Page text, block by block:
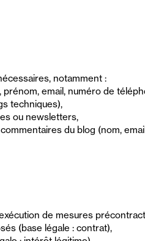
notamment :
email, numéro de
techniques),
ou newsletters,
du blog (nom,
de mesures
(base légale : contrat),